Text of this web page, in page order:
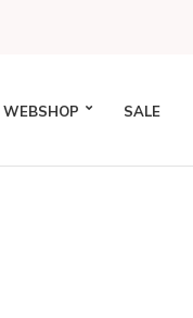
WEBSHOP SALE